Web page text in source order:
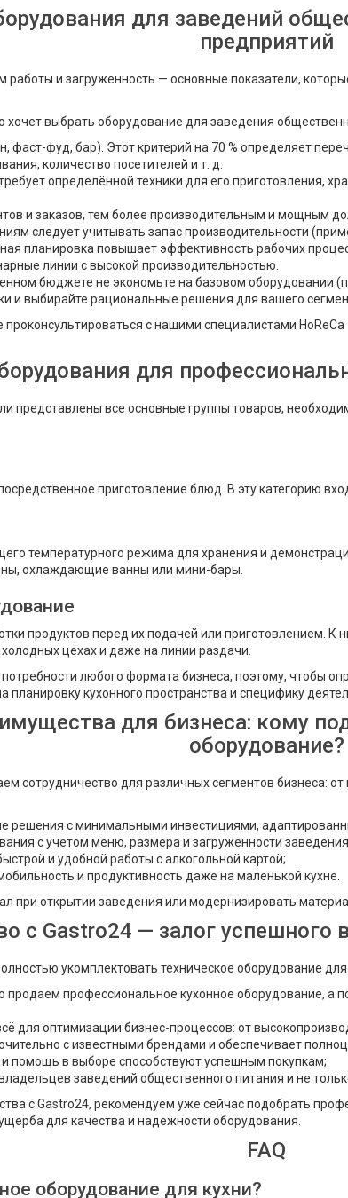
для заведений
предприятий
и загруженность — основные показатели,
хочет выбрать оборудование для заведения
фаст-фуд, бар). Этот критерий на 70 % определяет
количество посетителей и т. д.
определённой техники для его приготовления,
и заказов, тем более производительным и мощным
следует учитывать запас производительности
планировка повышает эффективность рабочих
линии с высокой производительностью.
бюджете не экономьте на базовом оборудовании
и выбирайте рациональные решения для вашего
с нашими специалистами
для
представлены все основные группы товаров,
приготовление блюд. В эту категорию
температурного режима для хранения и
охлаждающие ванны или мини-бары.
продуктов перед их подачей или приготовлением. К
цехах и даже на линии раздачи.
любого формата бизнеса, поэтому, чтобы
планировку кухонного пространства и специфику
для бизнеса: кому
оборудование?
сотрудничество для различных сегментов бизнеса:
с минимальными инвестициями,
с учетом меню, размера и загруженности
и удобной работы с алкогольной картой;
и продуктивность даже на маленькой кухне.
при открытии заведения или модернизировать
с Gastro24 — залог успешного
укомплектовать техническое оборудование
профессиональное кухонное оборудование, а
для оптимизации бизнес-процессов: от
с известными брендами и обеспечивает
помощь в выборе способствуют успешным покупкам;
заведений общественного питания и не
с Gastro24, рекомендуем уже сейчас подобрать
для качества и надежности оборудования.
FAQ
оборудование для кухни?